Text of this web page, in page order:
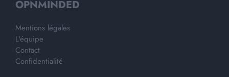
OPNMINDED
Mentions légales
L'équipe
Contact
Confidentialité